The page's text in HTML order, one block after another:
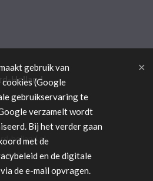
Holland
holland.nl
gebruik van
(Google
gebruikservaring te
verzamelt wordt
Bij het verder gaan
met de
en de digitale
de e-mail opvragen.